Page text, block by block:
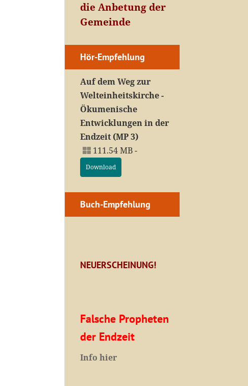
die Anbetung der
Gemeinde
Hör-Empfehlung
Auf dem Weg zur
Welteinheitskirche -
Ökumenische
Entwicklungen in der
Endzeit (MP 3)
111.54 MB -
Download
Buch-Empfehlung
NEUERSCHEINUNG!
Falsche Propheten
der Endzeit
Info hier